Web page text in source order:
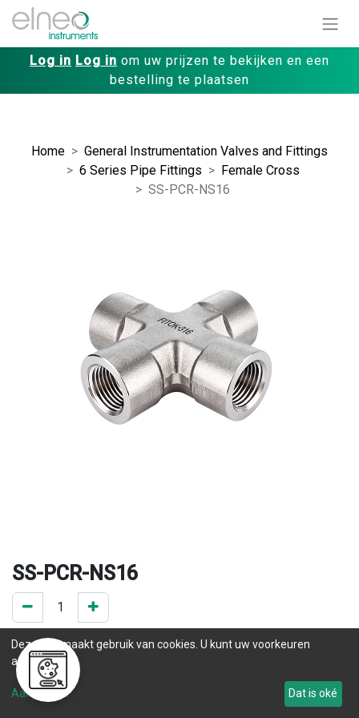
Log in Log in om uw prijzen te bekijken en een
bestelling te plaatsen
Home
General Instrumentation Valves and Fittings
6 Series Pipe Fittings
Female Cross
SS-PCR-NS16
SS-PCR-NS16
0 ST op voorraad
.
Levertijd
Deze site maakt gebruik van cookies. U kunt uw voorkeuren
aanpassen.
Aanpassen Dat is oké